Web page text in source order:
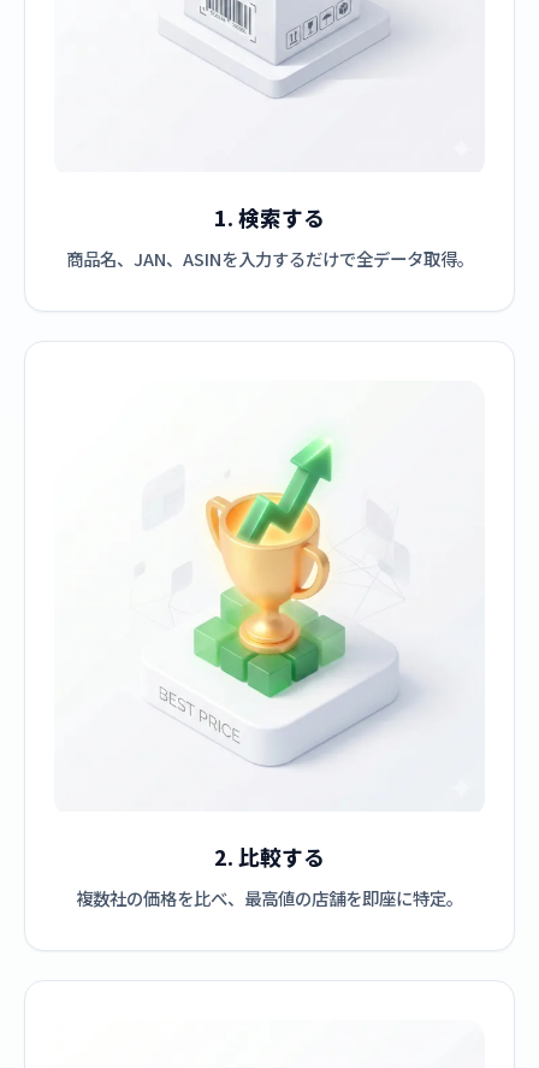
1. 検索する
商品名、JAN、ASINを入力するだけで全データ取得。
2. 比較する
複数社の価格を比べ、最高値の店舗を即座に特定。